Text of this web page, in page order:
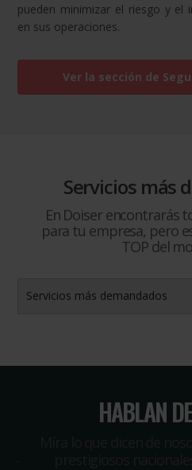
pueden minimizar el riesgo y el
en sus operaciones.
Ver la sección de
Servicios más
En Doiser encontrarás
para tu empresa, pero
TOP del
Servicios más demandados
HABLAN